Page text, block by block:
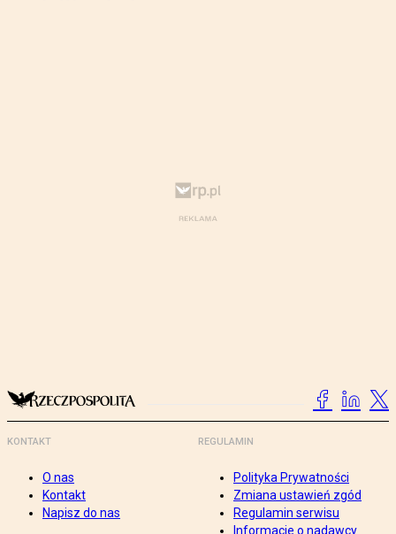
KONTAKT
O nas
Kontakt
Napisz do nas
REGULAMIN
Polityka Prywatności
Zmiana ustawień zgód
Regulamin serwisu
Informacje o nadawcy